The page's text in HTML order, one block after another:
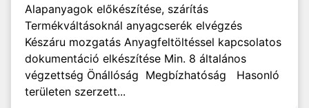
Alapanyagok előkészítése, szárítás
Termékváltásoknál anyagcserék elvégzés
Készáru mozgatás Anyagfeltöltéssel kapcsolatos
dokumentáció elkészítése Min. 8 általános
végzettség Önállóság Megbízhatóság Hasonló
területen szerzett...